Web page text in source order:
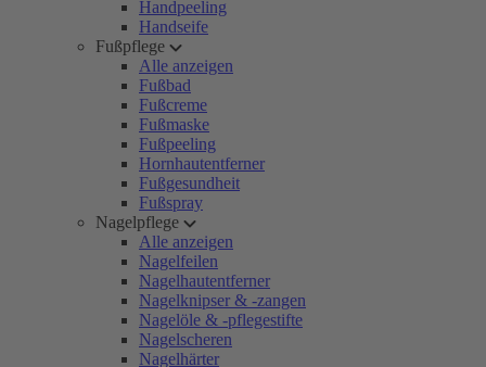
Handpeeling
Handseife
Fußpflege
Alle anzeigen
Fußbad
Fußcreme
Fußmaske
Fußpeeling
Hornhautentferner
Fußgesundheit
Fußspray
Nagelpflege
Alle anzeigen
Nagelfeilen
Nagelhautentferner
Nagelknipser & -zangen
Nagelöle & -pflegestifte
Nagelscheren
Nagelhärter